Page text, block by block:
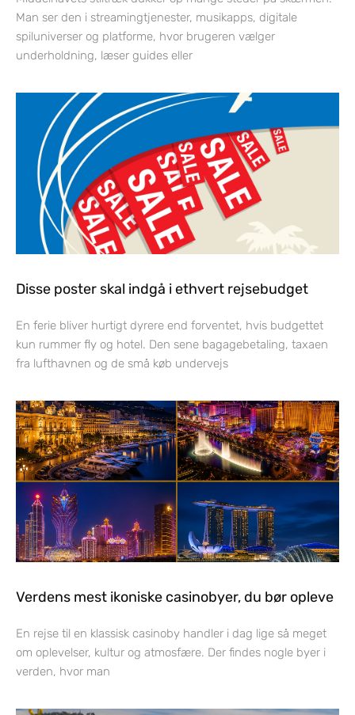
Man ser den i streamingtjenester, musikapps, digitale
spiluniverser og platforme, hvor brugeren vælger
underholdning, læser guides eller
Disse poster skal indgå i ethvert rejsebudget
En ferie bliver hurtigt dyrere end forventet, hvis budgettet
kun rummer fly og hotel. Den sene bagagebetaling, taxaen
fra lufthavnen og de små køb undervejs
Verdens mest ikoniske casinobyer, du bør opleve
En rejse til en klassisk casinoby handler i dag lige så meget
om oplevelser, kultur og atmosfære. Der findes nogle byer i
verden, hvor man